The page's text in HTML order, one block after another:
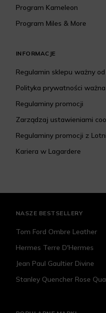
Program Kameleon
Program Miles & More
INFORMACJE
Regulamin sklepu ważny od
Polityka prywatności
Regulaminy promocji
Zarządzaj ustawieniami
Regulaminy promocji z
Kariera w Lagardere
NASZE BESTSELLERY
Tom Ford Ombre Leather
Hermes Terre D'Hermes
Jean Paul Gaultier Divine
Stanley Quencher Rose